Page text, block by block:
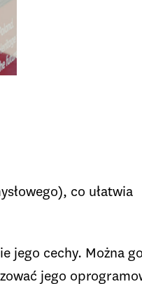
co ułatwia
jego cechy. Można go
jego